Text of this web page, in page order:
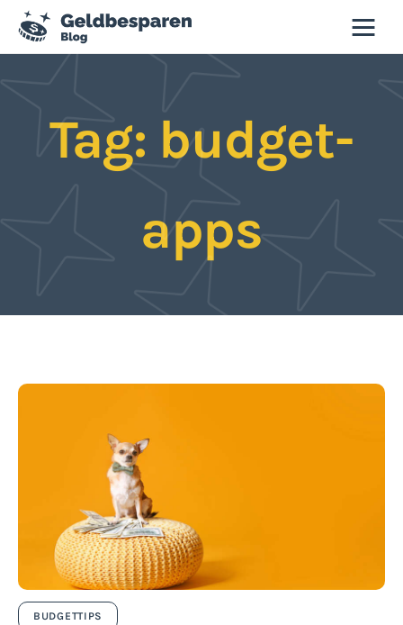
Tag: budget-
apps
Geld besparen blog
Besparen
Budgettips
Slim winkelen
BUDGETTIPS